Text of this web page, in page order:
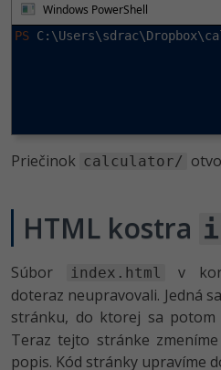
Windows PowerShell
PS
Priečinok calculator/
HTML kostra
Súbor index.html
v
doteraz neupravovali. Jedná
stránku, do ktorej sa potom
Teraz tejto stránke
popis. Kód stránky upravíme